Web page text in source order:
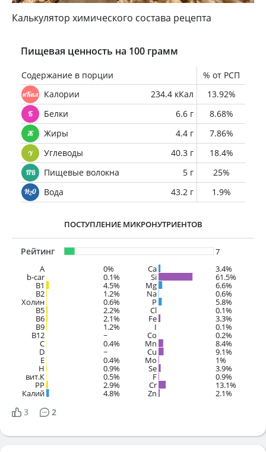
Калькулятор химического состава рецепта
Пищевая ценность на 100 грамм
Содержание в порции
% от РСП
Калории
234.4 кКал
13.92%
Белки
6.6 г
8.68%
Жиры
4.4 г
7.86%
Углеводы
40.3 г
18.4%
Пищевые волокна
5 г
25%
Вода
43.2 г 1.9%
ПОСТУПЛЕНИЕ МИКРОНУТРИЕНТОВ
Рейтинг
7
A
0%
b-car 0.1%
В1 4.5%
B2 1.2%
Холин 0.6%
B5 2.2%
B6 2.1%
B9 1.2%
B12 ~
C 0.4%
D ~
E 0.4%
H 0.9%
вит.К 0.5%
PP 2.9%
Калий 4.8%
Ca 3.4%
Si 61.5%
Mg 6.6%
Na 0.6%
P 5.8%
Cl 0.1%
Fe 3.3%
I 0.1%
Co 0.2%
Mn 8.4%
Cu 9.1%
Mo 1%
Se 3.9%
F 0.9%
Cr 13.1%
Zn 2.1%
3 2